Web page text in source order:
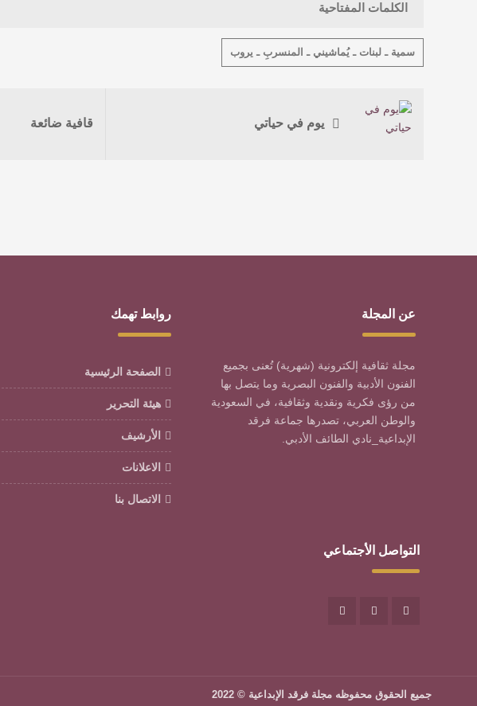
الكلمات المفتاحية
سمية ـ لبنات ـ يُماشيني ـ المنسربِ ـ يروب
يوم في حياتي قافية ضائعة
عن المجلة
مجلة ثقافية إلكترونية (شهرية) تُعنى بجميع
الفنون الأدبية والفنون البصرية وما يتصل بها
من رؤى فكرية ونقدية وثقافية، في السعودية
والوطن العربي، تصدرها جماعة فرقد
الإبداعية_نادي الطائف الأدبي.
روابط تهمك
الصفحة الرئيسية
هيئة التحرير
الأرشيف
الاعلانات
الاتصال بنا
التواصل الأجتماعي
جميع الحقوق محفوظه مجلة فرقد الإبداعية © 2022